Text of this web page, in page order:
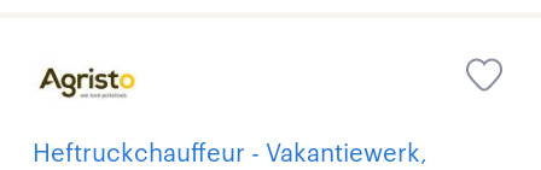
Heftruckchauffeur - Vakantiewerk,